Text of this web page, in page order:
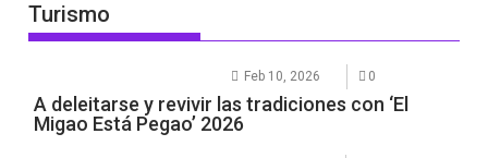
Turismo
Feb 10, 2026 0
A deleitarse y revivir las tradiciones con ‘El
Migao Está Pegao’ 2026